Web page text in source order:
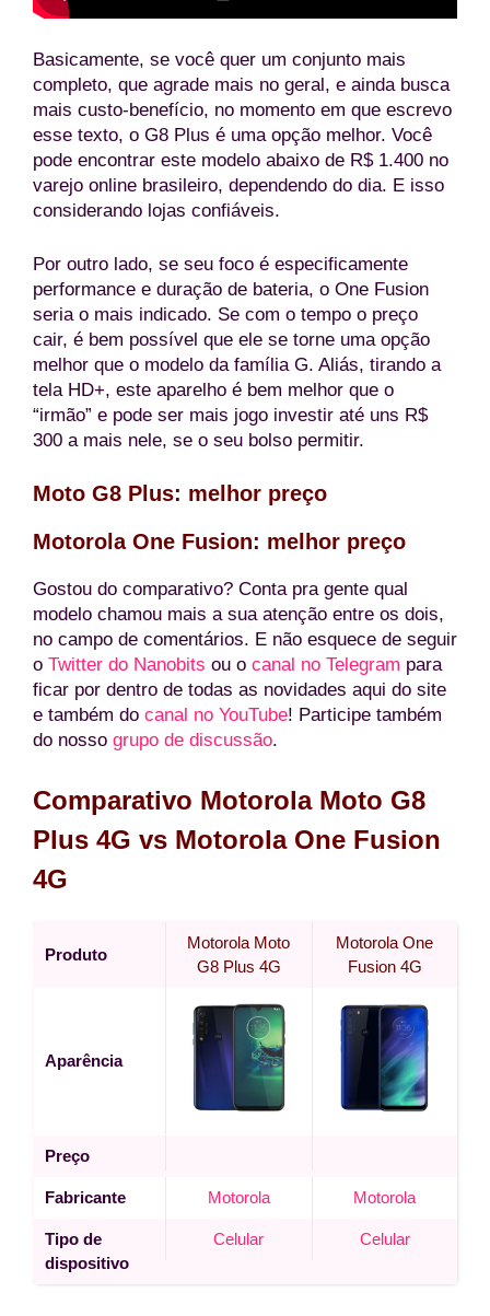
Basicamente, se você quer um conjunto mais
completo, que agrade mais no geral, e ainda busca
mais custo-benefício, no momento em que escrevo
esse texto, o G8 Plus é uma opção melhor. Você
pode encontrar este modelo abaixo de R$ 1.400 no
varejo online brasileiro, dependendo do dia. E isso
considerando lojas confiáveis.
Por outro lado, se seu foco é especificamente
performance e duração de bateria, o One Fusion
seria o mais indicado. Se com o tempo o preço
cair, é bem possível que ele se torne uma opção
melhor que o modelo da família G. Aliás, tirando a
tela HD+, este aparelho é bem melhor que o
“irmão” e pode ser mais jogo investir até uns R$
300 a mais nele, se o seu bolso permitir.
Moto G8 Plus: melhor preço
Motorola One Fusion: melhor preço
Gostou do comparativo? Conta pra gente qual
modelo chamou mais a sua atenção entre os dois,
no campo de comentários. E não esquece de seguir
o Twitter do Nanobits ou o canal no Telegram para
ficar por dentro de todas as novidades aqui do site
e também do canal no YouTube! Participe também
do nosso grupo de discussão.
Comparativo Motorola Moto G8
Plus 4G vs Motorola One Fusion
4G
Produto
Motorola Moto
G8 Plus 4G
Motorola One
Fusion 4G
Aparência
Preço
Fabricante Motorola Motorola
Tipo de
dispositivo
Celular Celular